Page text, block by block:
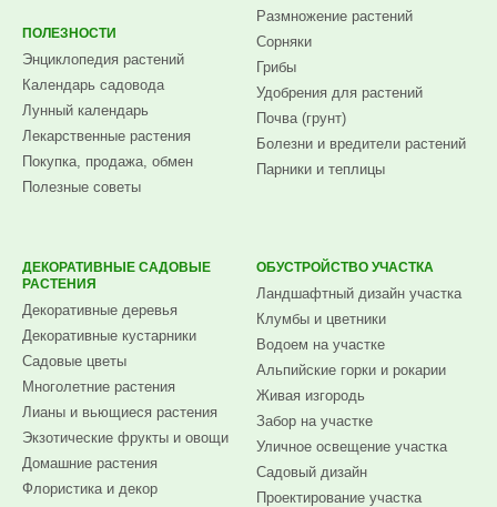
ПОЛЕЗНОСТИ
Энциклопедия растений
Календарь садовода
Лунный календарь
Лекарственные растения
Покупка, продажа, обмен
Полезные советы
Размножение растений
Сорняки
Грибы
Удобрения для растений
Почва (грунт)
Болезни и вредители растений
Парники и теплицы
ДЕКОРАТИВНЫЕ САДОВЫЕ
РАСТЕНИЯ
Декоративные деревья
Декоративные кустарники
Садовые цветы
Многолетние растения
Лианы и вьющиеся растения
Экзотические фрукты и овощи
Домашние растения
Флористика и декор
ОБУСТРОЙСТВО УЧАСТКА
Ландшафтный дизайн участка
Клумбы и цветники
Водоем на участке
Альпийские горки и рокарии
Живая изгородь
Забор на участке
Уличное освещение участка
Садовый дизайн
Проектирование участка